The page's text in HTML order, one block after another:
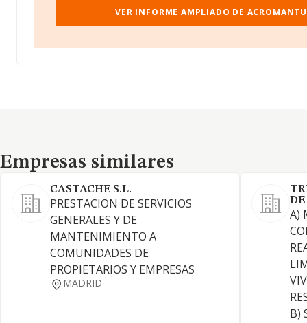
VER INFORME AMPLIADO DE
Empresas similares
Empresas similares
CASTACHE S.L.
PRESTACION DE SERVICIOS
GENERALES Y DE
MANTENIMIENTO A
COMUNIDADES DE
PROPIETARIOS Y EMPRESAS
MADRID
A)
B)